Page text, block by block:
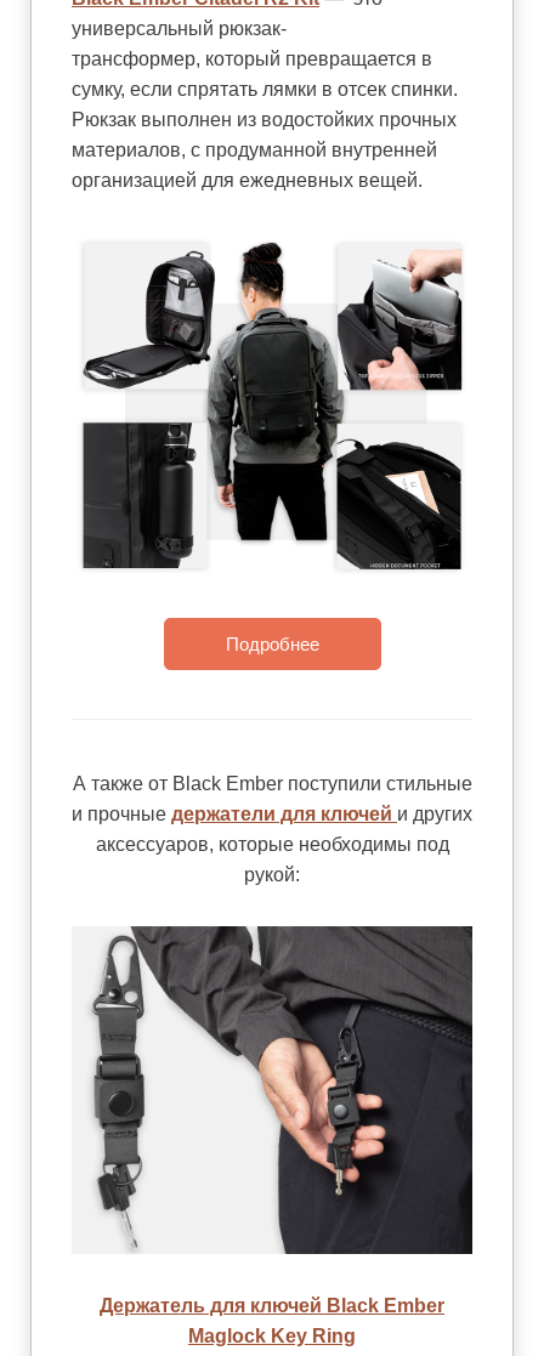
универсальный рюкзак-
трансформер, который превращается в
сумку, если спрятать лямки в отсек спинки.
Рюкзак выполнен из водостойких прочных
материалов, с продуманной внутренней
организацией для ежедневных вещей.
Подробнее
А также от Black Ember поступили стильные
и прочные держатели для ключей и других
аксессуаров, которые необходимы под
рукой:
Держатель для ключей Black Ember
Maglock Key Ring